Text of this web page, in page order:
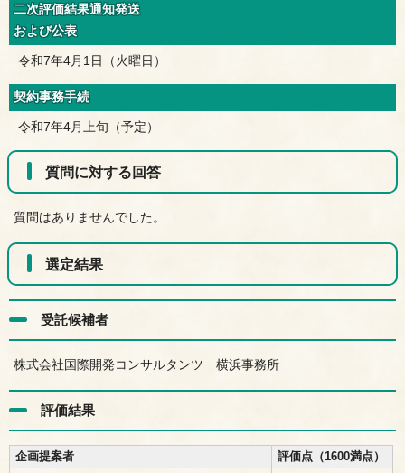
二次評価結果通知発送
および公表
令和7年4月1日（火曜日）
契約事務手続
令和7年4月上旬（予定）
質問に対する回答
質問はありませんでした。
選定結果
受託候補者
株式会社国際開発コンサルタンツ 横浜事務所
評価結果
企画提案者
評価点（1600満点）